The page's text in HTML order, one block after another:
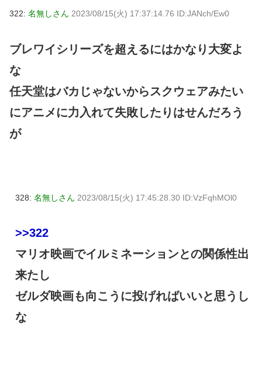
322: 名無しさん 2023/08/15(火) 17:37:14.76 ID:JANch/Ew0
ブレワイシリーズを超えるにはかなり大変よ
な
任天堂はバカじゃないからスクウェアみたい
にアニメに力入れて失敗したりはせんだろう
が
328: 名無しさん 2023/08/15(火) 17:45:28.30 ID:VzFqhMOl0
>>322
マリオ映画でイルミネーションとの関係性出
来たし
ゼルダ映画も向こうに投げればいいと思うし
な